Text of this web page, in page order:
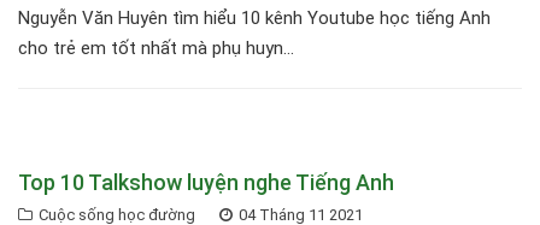
Nguyễn Văn Huyên tìm hiểu 10 kênh Youtube học tiếng Anh
cho trẻ em tốt nhất mà phụ huyn...
Top 10 Talkshow luyện nghe Tiếng Anh
Cuộc sống học đường 04 Tháng 11 2021